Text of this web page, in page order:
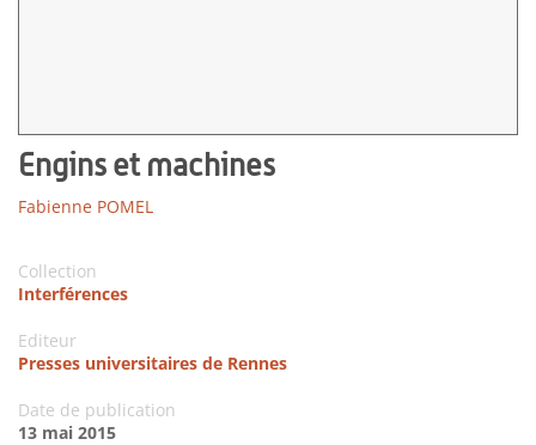
Engins et machines
Fabienne POMEL
Collection
Interférences
Editeur
Presses universitaires de Rennes
Date de publication
13 mai 2015